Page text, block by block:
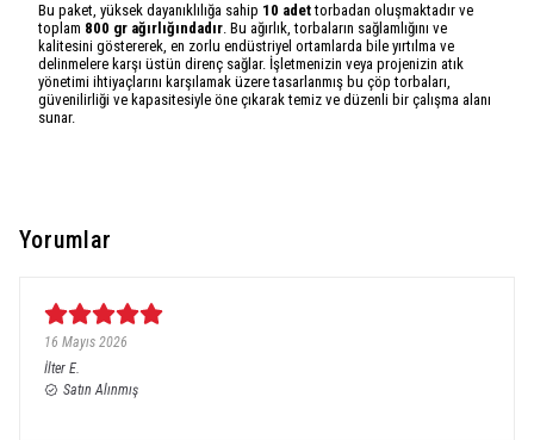
Bu paket, yüksek dayanıklılığa sahip 10 adettorbadan oluşmaktadır ve
toplam 800 gr ağırlığındadır. Bu ağırlık, torbaların sağlamlığını ve
kalitesini göstererek, en zorlu endüstriyel ortamlarda bile yırtılma ve
delinmelere karşı üstün direnç sağlar. İşletmenizin veya projenizin atık
yönetimi ihtiyaçlarını karşılamak üzere tasarlanmış bu çöp torbaları,
güvenilirliği ve kapasitesiyle öne çıkarak temiz ve düzenli bir çalışma alanı
sunar.
Yorumlar
16 Mayıs 2026
İlter E.
Satın Alınmış